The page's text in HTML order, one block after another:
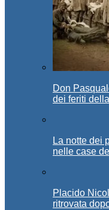
Don
dei feriti
La notte dei
nelle case
Placido
ritrovata